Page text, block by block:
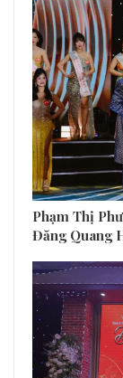
Phạm Thị
Đăng Quang